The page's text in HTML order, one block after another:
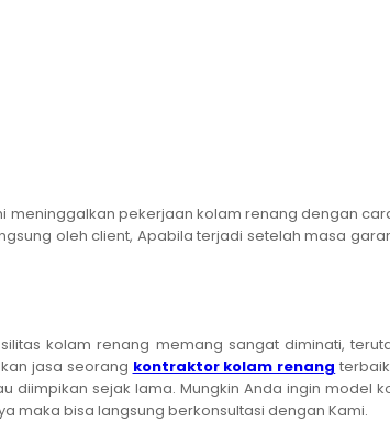
pekerjaan kolam renang dengan
oleh client, Apabila terjadi setelah masa
kolam renang memang sangat diminati,
jasa seorang kontraktor kolam renang
sejak lama. Mungkin Anda ingin model
maka bisa langsung berkonsultasi dengan Kami.